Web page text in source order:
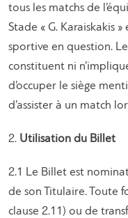
tous les matchs de
Stade « G. Karaiskakis
sportive en question.
constituent ni
d’occuper le siège
d’assister à un match
2. Utilisation du Billet
2.1 Le Billet est
de son Titulaire. Toute
clause 2.11) ou de